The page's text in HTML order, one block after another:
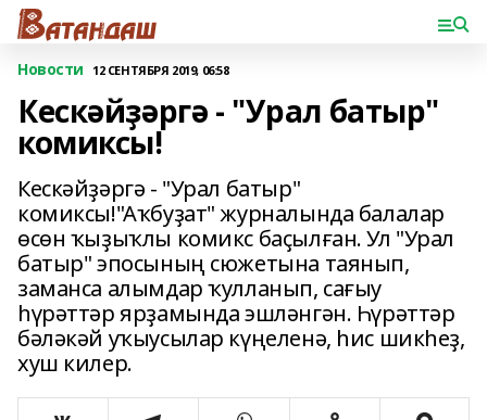
Новости 12 СЕНТЯБРЯ 2019, 06:58
Кескәйҙәргә - "Урал батыр"
комиксы!
Кескәйҙәргә - "Урал батыр"
комиксы!"Аҡбуҙат" журналында балалар
өсөн ҡыҙыҡлы комикс баҫылған. Ул "Урал
батыр" эпосының сюжетына таянып,
заманса алымдар ҡулланып, сағыу
һүрәттәр ярҙамында эшләнгән. Һүрәттәр
бәләкәй уҡыусылар күңеленә, һис шикһеҙ,
хуш килер.